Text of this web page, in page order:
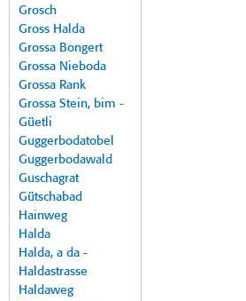
Grosch
Gross Halda
Grossa Bongert
Grossa Nieboda
Grossa Rank
Grossa Stein, bim -
Güetli
Guggerbodatobel
Guggerbodawald
Guschagrat
Gütschabad
Hainweg
Halda
Halda, a da -
Haldastrasse
Haldaweg